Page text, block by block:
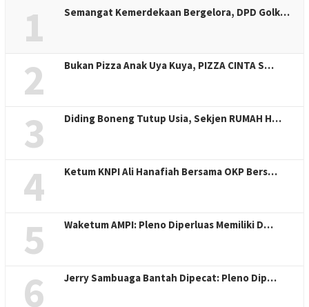
1 Semangat Kemerdekaan Bergelora, DPD Golk…
2 Bukan Pizza Anak Uya Kuya, PIZZA CINTA S…
3 Diding Boneng Tutup Usia, Sekjen RUMAH H…
4 Ketum KNPI Ali Hanafiah Bersama OKP Bers…
5 Waketum AMPI: Pleno Diperluas Memiliki D…
6 Jerry Sambuaga Bantah Dipecat: Pleno Dip…